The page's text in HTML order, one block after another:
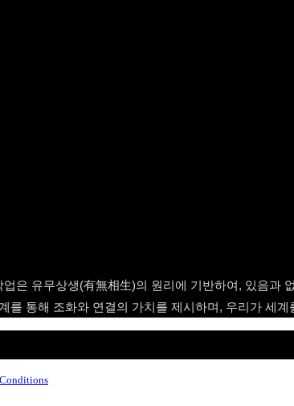
은 유무상생(有無相生)의 원리에 기반하여, 있음과
통해 조화와 연결의 가치를 제시하며, 우리가 세